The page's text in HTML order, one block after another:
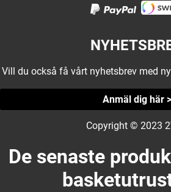
Vill du också få vårt nyhetsbrev med
Anmäl dig här >
Copyright © 2023
De senaste